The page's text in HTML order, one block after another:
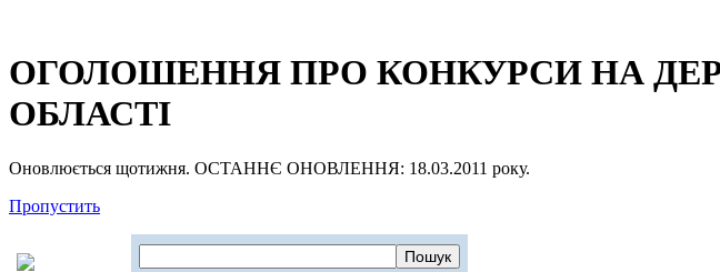
ОГОЛОШЕННЯ ПРО КОНКУРСИ НА
ОБЛАСТІ
Оновлюється щотижня. ОСТАННЄ ОНОВЛЕННЯ: 18.03.2011 року.
Пропустить